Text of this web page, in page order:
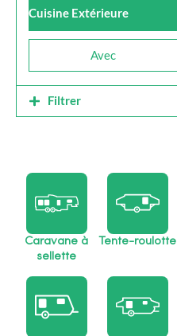
Cuisine Extérieure
Avec
Filtrer
Caravane à
sellette
Tente-roulotte